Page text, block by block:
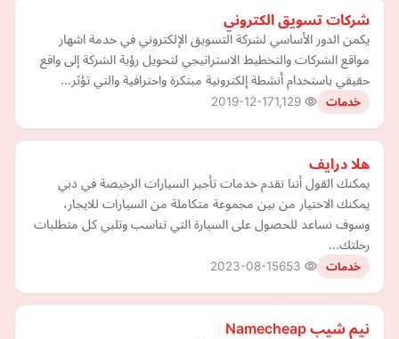
شركات تسويق الكتروني
يكمن الدور الأساسي لشركة التسويق الإلكتروني في خدمة اشهار
مواقع الشركات والتخطيط الاستراتيجي لتحويل رؤية الشركة إلى واقع
حقيقي باستخدام أنشطة إلكترونية مبتكرة واحترافية والتي تؤثر…
خدمات 2019-12-17
هلا درايف
يمكنك القول أننا نقدم خدمات تأجير السيارات الرخيصة في دبي
يمكنك الاختيار من بين مجموعة متكاملة من السيارات للايجار،
وسوف نساعد للحصول على السيارة التي تناسب وتلبي كل متطلبات
رحلتك…
خدمات 2023-08-15
نيم شيب Namecheap